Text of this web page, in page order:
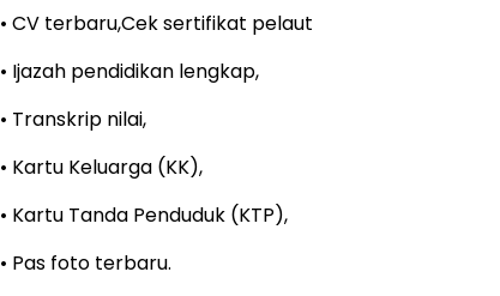
• CV terbaru,Cek sertifikat pelaut
• Ijazah pendidikan lengkap,
• Transkrip nilai,
• Kartu Keluarga (KK),
• Kartu Tanda Penduduk (KTP),
• Pas foto terbaru.